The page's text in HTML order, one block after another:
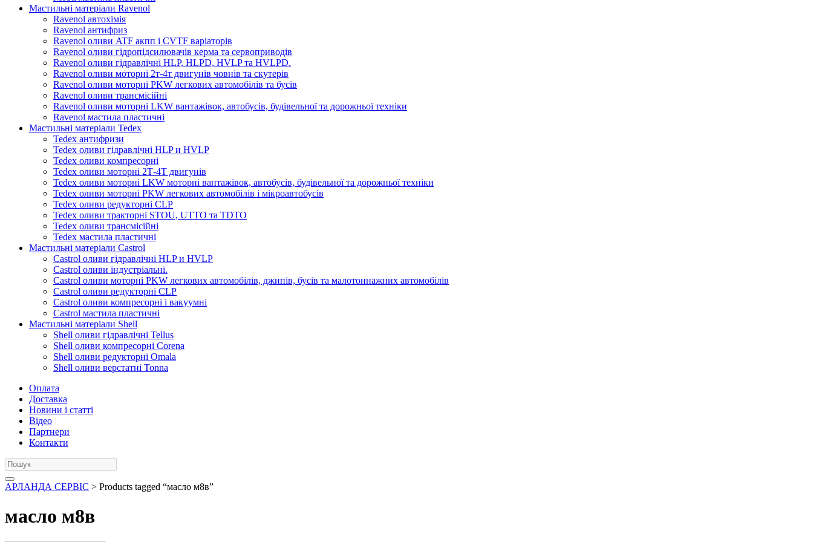
Мастильні матеріали Ravenol
Ravenol автохімія
Ravenol антифриз
Ravenol оливи ATF акпп і CVTF варіаторів
Ravenol оливи гідропідсилювачів керма та сервоприводів
Ravenol оливи гідравлічні HLP, HLPD, HVLP та HVLPD.
Ravenol оливи моторні 2т-4т двигунів човнів та скутерів
Ravenol оливи моторні PKW легкових автомобілів та бусів
Ravenol оливи трансмісійні
Ravenol оливи моторні LKW вантажівок, автобусів, будівельної та дорожньої техніки
Ravenol мастила пластичні
Мастильні матеріали Tedex
Tedex антифризи
Tedex оливи гідравлічні HLP и HVLP
Tedex оливи компресорні
Tedex оливи моторні 2Т-4Т двигунів
Tedex оливи моторні LKW моторні вантажівок, автобусів, будівельної та дорожньої техніки
Tedex оливи моторні PKW легкових автомобілів і мікроавтобусів
Tedex оливи редукторні CLP
Tedex оливи тракторні STOU, UTTO та TDTO
Tedex оливи трансмісійні
Tedex мастила пластичні
Мастильні матеріали Castrol
Castrol оливи гідравлічні HLP и HVLP
Castrol оливи індустріальні.
Castrol оливи моторні PKW легкових автомобілів, джипів, бусів та малотоннажних автомобілів
Castrol оливи редукторні CLP
Castrol оливи компресорні і вакуумні
Castrol мастила пластичні
Мастильні матеріали Shell
Shell оливи гідравлічні Tellus
Shell оливи компресорні Corena
Shell оливи редукторні Omala
Shell оливи верстатні Tonna
Оплата
Доставка
Новини і статті
Відео
Партнери
Контакти
АРЛАНДА СЕРВІС > Products tagged “масло м8в”
масло м8в